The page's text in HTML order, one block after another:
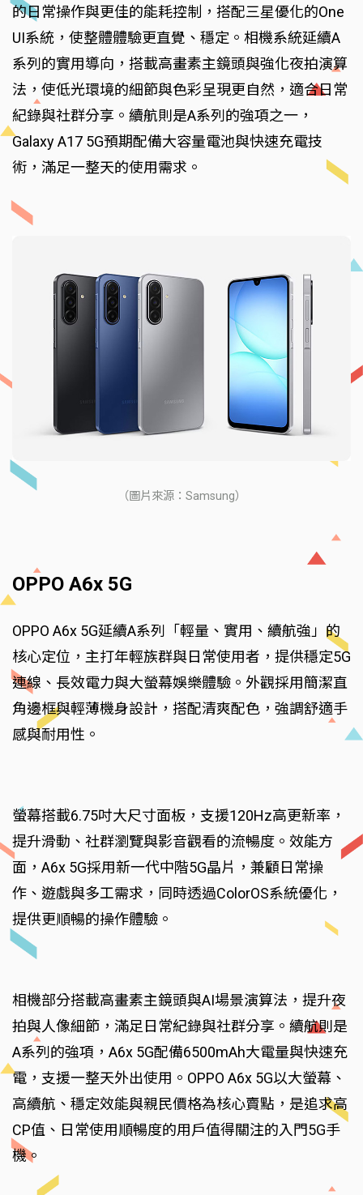
的日常操作與更佳的能耗控制，搭配三星優化的One
UI系統，使整體體驗更直覺、穩定。相機系統延續A
系列的實用導向，搭載高畫素主鏡頭與強化夜拍演算
法，使低光環境的細節與色彩呈現更自然，適合日常
紀錄與社群分享。續航則是A系列的強項之一，
Galaxy A17 5G預期配備大容量電池與快速充電技
術，滿足一整天的使用需求。
（圖片來源：Samsung）
OPPO A6x 5G
OPPO A6x 5G延續A系列「輕量、實用、續航強」的
核心定位，主打年輕族群與日常使用者，提供穩定5G
連線、長效電力與大螢幕娛樂體驗。外觀採用簡潔直
角邊框與輕薄機身設計，搭配清爽配色，強調舒適手
感與耐用性。
螢幕搭載6.75吋大尺寸面板，支援120Hz高更新率，
提升滑動、社群瀏覽與影音觀看的流暢度。效能方
面，A6x 5G採用新一代中階5G晶片，兼顧日常操
作、遊戲與多工需求，同時透過ColorOS系統優化，
提供更順暢的操作體驗。
相機部分搭載高畫素主鏡頭與AI場景演算法，提升夜
拍與人像細節，滿足日常紀錄與社群分享。續航則是
A系列的強項，A6x 5G配備6500mAh大電量與快速充
電，支援一整天外出使用。OPPO A6x 5G以大螢幕、
高續航、穩定效能與親民價格為核心賣點，是追求高
CP值、日常使用順暢度的用戶值得關注的入門5G手
機。